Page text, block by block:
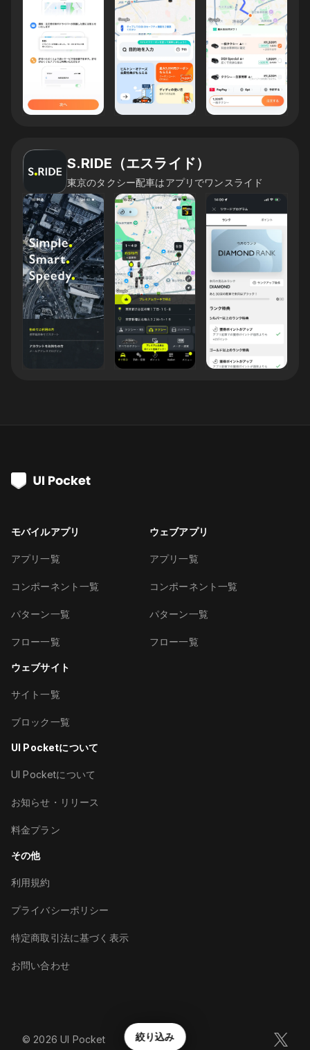
絞り込み
S.RIDE（エスライド）
東京のタクシー配車はアプリでワンスライド
モバイルアプリ
アプリ一覧
コンポーネント一覧
パターン一覧
フロー一覧
ウェブアプリ
アプリ一覧
コンポーネント一覧
パターン一覧
フロー一覧
ウェブサイト
サイト一覧
ブロック一覧
UI Pocketについて
UI Pocketについて
お知らせ・リリース
料金プラン
その他
利用規約
プライバシーポリシー
特定商取引法に基づく表示
お問い合わせ
©︎ 2026 UI Pocket